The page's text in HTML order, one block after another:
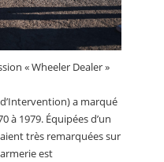
« Wheeler Dealer »
a marqué
à 1979. Équipées d’un
très remarquées sur
est